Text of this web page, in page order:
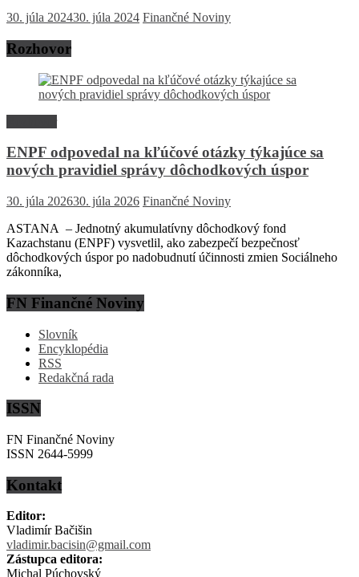
30. júla 202430. júla 2024 Finančné Noviny
Rozhovor
ENPF odpovedal na kľúčové otázky týkajúce sa
nových pravidiel správy dôchodkových úspor
30. júla 202630. júla 2026 Finančné Noviny
ASTANA – Jednotný akumulatívny dôchodkový fond
Kazachstanu (ENPF) vysvetlil, ako zabezpečí bezpečnosť
dôchodkových úspor po nadobudnutí účinnosti zmien Sociálneho
zákonníka,
FN Finančné Noviny
Slovník
Encyklopédia
RSS
Redakčná rada
ISSN
FN Finančné Noviny
ISSN 2644-5999
Kontakt
Editor:
Vladimír Bačišin
vladimir.bacisin@gmail.com
Zástupca editora:
Michal Púchovský